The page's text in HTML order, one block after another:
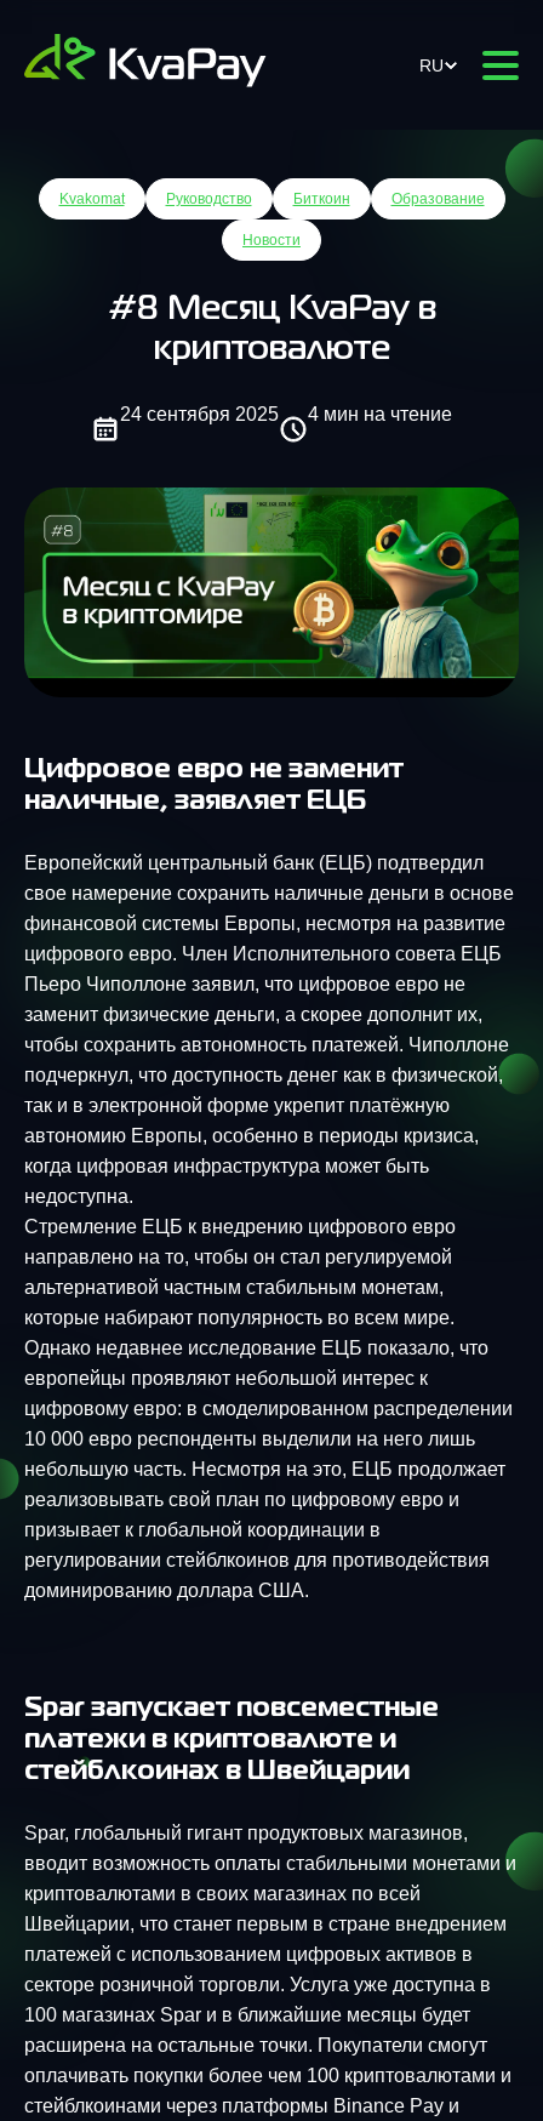
RU
Kvakomat Руководство Биткоин Образование
Новости
#8 Месяц KvaPay в
криптовалюте
24 сентября 2025 4 мин на чтение
Цифровое евро не заменит
наличные, заявляет ЕЦБ
Европейский центральный банк (ЕЦБ) подтвердил
свое намерение сохранить наличные деньги в основе
финансовой системы Европы, несмотря на развитие
цифрового евро. Член Исполнительного совета ЕЦБ
Пьеро Чиполлоне заявил, что цифровое евро не
заменит физические деньги, а скорее дополнит их,
чтобы сохранить автономность платежей. Чиполлоне
подчеркнул, что доступность денег как в физической,
так и в электронной форме укрепит платёжную
автономию Европы, особенно в периоды кризиса,
когда цифровая инфраструктура может быть
недоступна.
Стремление ЕЦБ к внедрению цифрового евро
направлено на то, чтобы он стал регулируемой
альтернативой частным стабильным монетам,
которые набирают популярность во всем мире.
Однако недавнее исследование ЕЦБ показало, что
европейцы проявляют небольшой интерес к
цифровому евро: в смоделированном распределении
10 000 евро респонденты выделили на него лишь
небольшую часть. Несмотря на это, ЕЦБ продолжает
реализовывать свой план по цифровому евро и
призывает к глобальной координации в
регулировании стейблкоинов для противодействия
доминированию доллара США.
Spar запускает повсеместные
платежи в криптовалюте и
стейблкоинах в Швейцарии
Spar, глобальный гигант продуктовых магазинов,
вводит возможность оплаты стабильными монетами и
криптовалютами в своих магазинах по всей
Швейцарии, что станет первым в стране внедрением
платежей с использованием цифровых активов в
секторе розничной торговли. Услуга уже доступна в
100 магазинах Spar и в ближайшие месяцы будет
расширена на остальные точки. Покупатели смогут
оплачивать покупки более чем 100 криптовалютами и
стейблкоинами через платформы Binance Pay и